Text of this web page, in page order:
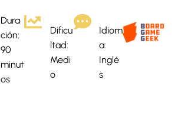
Dura
ción:
90
minut
os
Dificu
ltad:
Medi
o
Idiom
a:
Inglé
s